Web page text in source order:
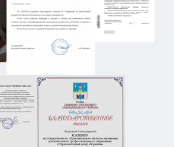
ПОДРОБНЕЕ
объект РТИ:
Ситуационный план и
объекта
АТЗ Паспорт безопасности
Правительства №258
ПОДРОБНЕЕ